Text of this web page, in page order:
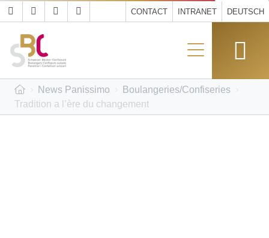
CONTACT INTRANET DEUTSCH
News Panissimo
Boulangeries/Confiseries
Tradition a l’ère du changement